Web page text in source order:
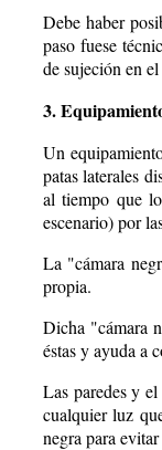
Debe haber
paso fuese
de sujeción en
3.
Un
patas laterales
al tiempo que
escenario) por
La "cámara
propia.
Dicha "cámara
éstas y ayuda a
Las paredes y
cualquier luz
negra para